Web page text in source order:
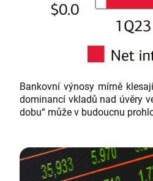
Bankovní výnosy mírně
dominancí vkladů nad úvěry
dobu“ může v budoucnu